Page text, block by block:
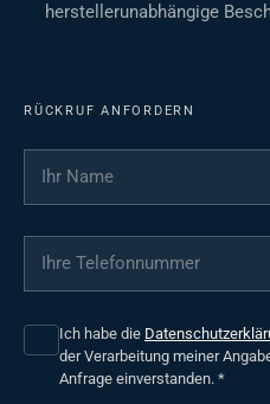
herstellerunabhängige
RÜCKRUF ANFORDERN
Ihr Name
Ihre Telefonnummer
Ich habe die
der Verarbeitung meiner
Anfrage einverstanden. *